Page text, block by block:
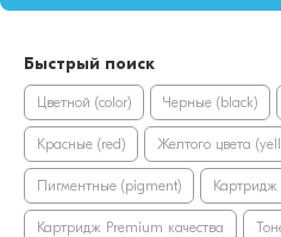
Быстрый поиск
Цветной (color) Черные (black)
Красные (red) Желтого цвета
Пигментные (pigment)
Картридж Premium качества